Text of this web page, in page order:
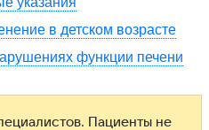
в детском возрасте
функции печени
Пациенты не